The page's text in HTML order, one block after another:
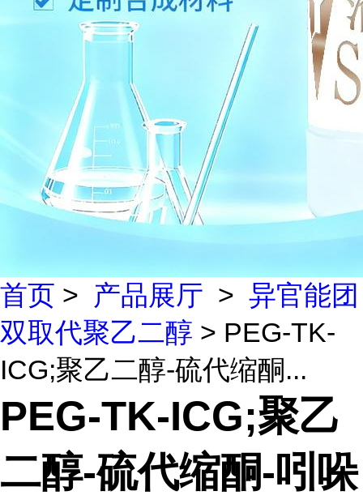
首页 > 产品展厅 > 异官能团
双取代聚乙二醇 > PEG-TK-
ICG;聚乙二醇-硫代缩酮...
PEG-TK-ICG;聚乙
二醇-硫代缩酮-吲哚